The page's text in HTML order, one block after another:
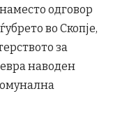
одговор
во Скопје,
за
наводен